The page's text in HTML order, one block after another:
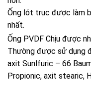
Ống lót trục được làm
nhất.
Ống PVDF Chịu được
Thường được sử dụng
axit Sunlfuric – 66
Propionic, axit stearic,